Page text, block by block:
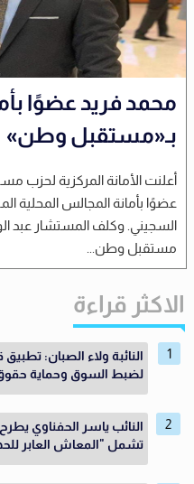
محمد فريد عضوًا
بـ«مستقبل وطن»
أعلنت الأمانة المركزية لحزب
عضوًا بأمانة المجالس المحلية
السجيني. وكلف المستشار عبد
مستقبل وطن...
الاكثر قراءة
النائبة ولاء الصبان:
لضبط السوق وحماية
النائب ياسر الحفناوي
تشمل "المعاش العابر